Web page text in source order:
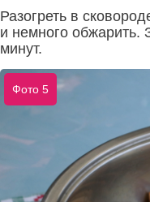
Разогреть в
и немного обжарить.
минут.
Фото 5